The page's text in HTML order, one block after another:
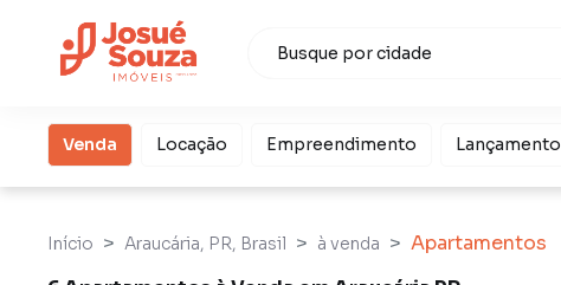
Venda Locação Empreendimento Lançamento
Início Araucária, PR, Brasil à venda
Apartamentos